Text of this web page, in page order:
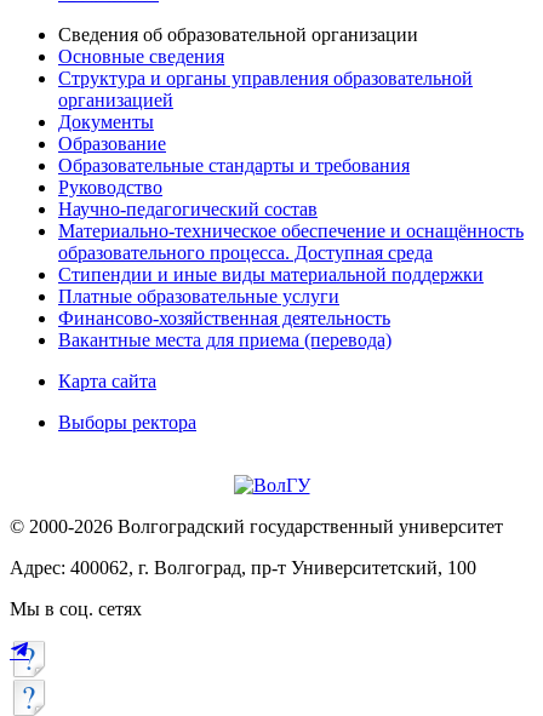
Сведения об образовательной организации
Основные сведения
Структура и органы управления образовательной
организацией
Документы
Образование
Образовательные стандарты и требования
Руководство
Научно-педагогический состав
Материально-техническое обеспечение и оснащённость
образовательного процесса. Доступная среда
Стипендии и иные виды материальной поддержки
Платные образовательные услуги
Финансово-хозяйственная деятельность
Вакантные места для приема (перевода)
Карта сайта
Выборы ректора
© 2000-2026 Волгоградский государственный университет
Адрес: 400062, г. Волгоград, пр-т Университетский, 100
Мы в соц. сетях